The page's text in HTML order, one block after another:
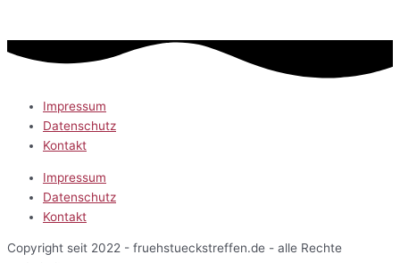
Impressum
Datenschutz
Kontakt
Impressum
Datenschutz
Kontakt
Copyright seit 2022 - fruehstueckstreffen.de - alle Rechte